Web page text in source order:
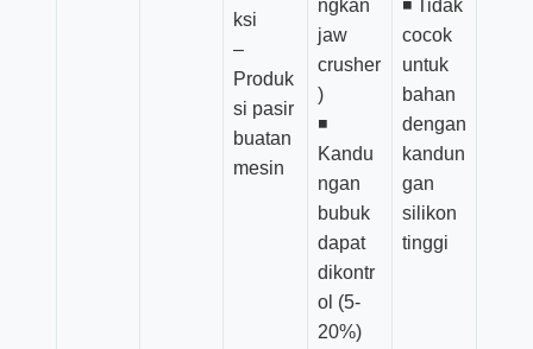
ksi
–
Produk
si pasir
buatan
mesin
ngkan
jaw
crusher
)
◾
Kandu
ngan
bubuk
dapat
dikontr
ol (5-
20%)
◾ Tidak
cocok
untuk
bahan
dengan
kandun
gan
silikon
tinggi